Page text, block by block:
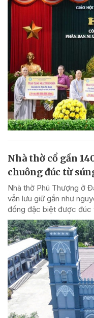
Nhà thờ cổ gần
chuông đúc từ
Nhà thờ Phú Thượng ở
vẫn lưu giữ gần như
đồng đặc biệt được đúc